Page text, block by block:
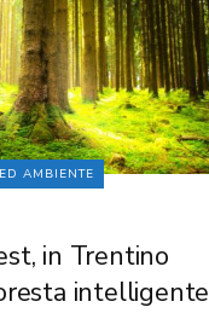
AMBIENTE
in Trentino
intelligente